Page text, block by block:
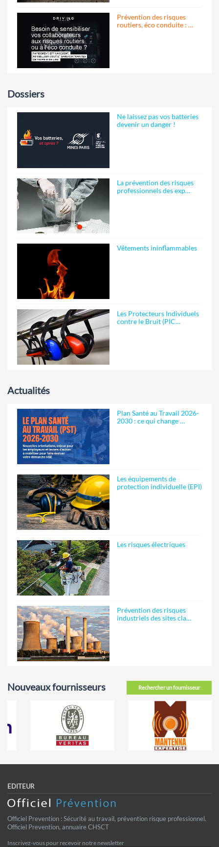
Prévention des risques
routiers, éco conduite : …
Dossiers
Ne laissez pas vos batteries
devenir un danger !
La prévention des risques
professionnels des exp…
Vêtements ininflammables
Les Protecteurs Individuels
contre le Bruit (PIC…
Actualités
Plan Santé au Travail 2026-
2030 : ce qui change …
Les équipements de
protection individuelle (EPI)
Les risques électriques
Prévention des risques
industriels des sites cla…
Rechercher un fournisseur
Nouveaux fournisseurs
EDITEUR
Officiel Prevention : Sécurité au travail, prévention risque professionnel.
Officiel Prevention, annuaire CHSCT
Inscrivez-vous pour recevoir notre newsletter